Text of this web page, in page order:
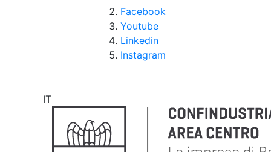
Facebook
Youtube
Linkedin
Instagram
IT